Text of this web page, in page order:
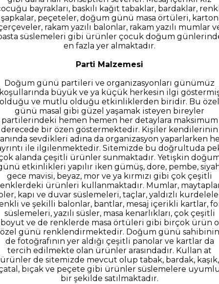
bayrakları, baskılı kağıt tabaklar, bardaklar,
şapkalar, peçeteler, doğum günü masa örtüleri, karton
rakam yazılı balonlar, rakam yazılı mumlar
süslemeleri gibi ürünler çocuk doğum
en fazla yer almaktadır.
Parti Malzemesi
Doğum günü partileri ve organizasyonları günümüz
büyük ve ya küçük herkesin ilgi
olduğu ve mutlu olduğu etkinliklerden biridir. Bu özel
günü masal gibi güzel yaşamak isteyen bireyler
partilerindeki hemen hemen her detaylara maksimum
derecede bir özen göstermektedir. Kişiler kendilerinin
sevdikleri adına da organizasyon yaparlarken
ile ilgilenmektedir. Sitemizde bu doğrultuda
alanda çeşitli ürünler sunmaktadır. Yetişkin
etkinlikleri yapılır iken gümüş, dore, pembe,
gece mavisi, beyaz, mor ve ya kırmızı gibi çok çeşitli
ürünleri kullanmaktadır. Mumlar,
kapı ve duvar süslemeleri, taçlar, yaldızlı
ve şekilli balonlar, bantlar, mesaj içerikli kartlar,
süslemeleri, yazılı süsler, masa kenarlıkları, çok çeşitli
boyut ve de renklerde masa örtüleri gibi birçok ürün o
özel günü renklendirmektedir. Doğum günü sahibinin
de fotoğrafının yer aldığı çeşitli panolar ve kartlar da
tercih edilmekte olan ürünler arasındadır. Kullan at
ürünler de sitemizde mevcut olup tabak, bardak, kaşık,
bıçak ve peçete gibi ürünler süslemelere
bir şekilde satılmaktadır.